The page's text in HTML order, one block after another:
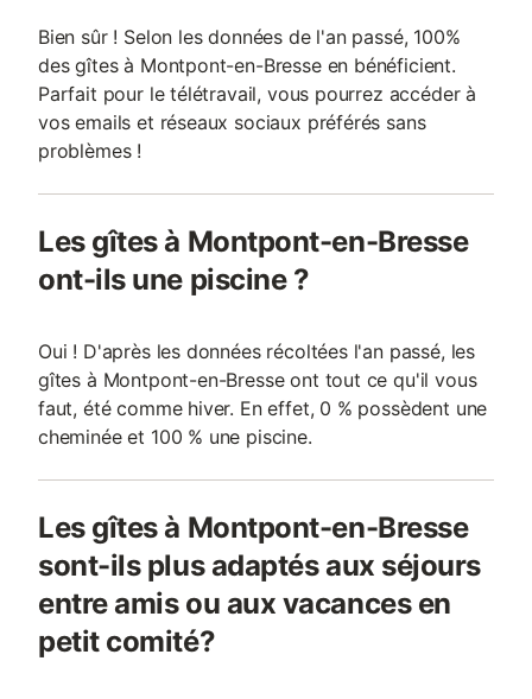
Bien sûr ! Selon les données de l'an passé, 100%
des gîtes à Montpont-en-Bresse en bénéficient.
Parfait pour le télétravail, vous pourrez accéder à
vos emails et réseaux sociaux préférés sans
problèmes !
Les gîtes à Montpont-en-Bresse
ont-ils une piscine ?
Oui ! D'après les données récoltées l'an passé, les
gîtes à Montpont-en-Bresse ont tout ce qu'il vous
faut, été comme hiver. En effet, 0 % possèdent une
cheminée et 100 % une piscine.
Les gîtes à Montpont-en-Bresse
sont-ils plus adaptés aux séjours
entre amis ou aux vacances en
petit comité?